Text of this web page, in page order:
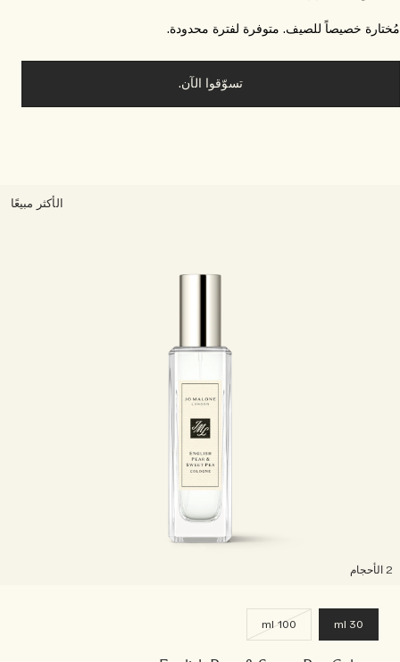
خصيصاً للصيف. متوفرة لفترة محدودة.
تسوّقوا الآن.
الأكثر مبيعًا
30 ml
100 ml